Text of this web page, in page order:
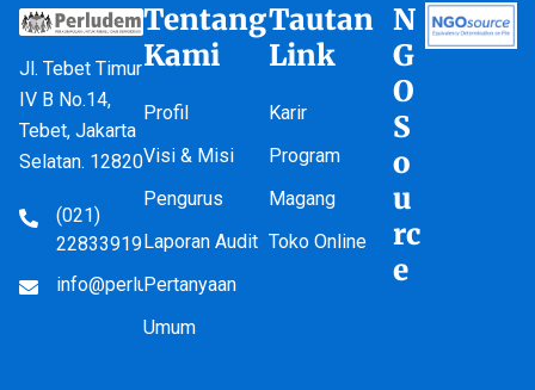
Jl. Tebet Timur
IV B No.14,
Tebet, Jakarta
Selatan. 12820
(021)
22833919
info@perludem.or.id
Tentang
Kami
Profil
Visi & Misi
Pengurus
Laporan Audit
Pertanyaan
Umum
Tautan
Link
Karir
Program
Magang
Toko Online
N
G
O
S
o
u
rc
e